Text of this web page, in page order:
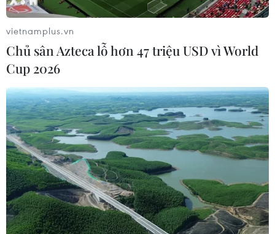
vietnamplus.vn
Chủ sân Azteca lỗ hơn 47 triệu USD vì World
Cup 2026